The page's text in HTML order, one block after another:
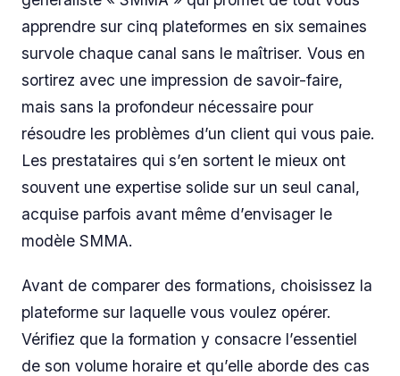
apprendre sur cinq plateformes en six semaines
survole chaque canal sans le maîtriser. Vous en
sortirez avec une impression de savoir-faire,
mais sans la profondeur nécessaire pour
résoudre les problèmes d’un client qui vous paie.
Les prestataires qui s’en sortent le mieux ont
souvent une expertise solide sur un seul canal,
acquise parfois avant même d’envisager le
modèle SMMA.
Avant de comparer des formations, choisissez la
plateforme sur laquelle vous voulez opérer.
Vérifiez que la formation y consacre l’essentiel
de son volume horaire et qu’elle aborde des cas